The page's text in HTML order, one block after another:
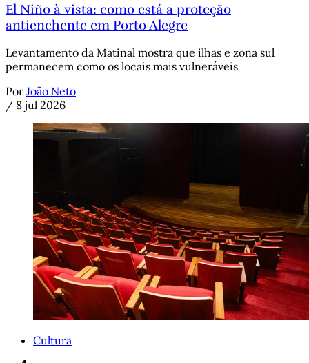
El Niño à vista: como está a proteção
antienchente em Porto Alegre
Levantamento da Matinal mostra que ilhas e zona sul
permanecem como os locais mais vulneráveis
Por João Neto
/ 8 jul 2026
Cultura